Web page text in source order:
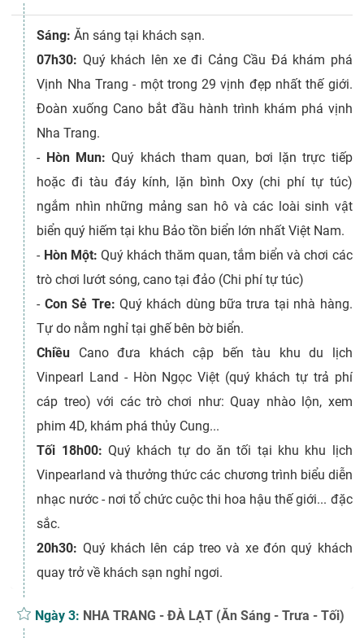
Sáng: Ăn sáng tại khách sạn.
07h30: Quý khách lên xe đi Cảng Cầu Đá khám phá
Vịnh Nha Trang - một trong 29 vịnh đẹp nhất thế giới.
Đoàn xuống Cano bắt đầu hành trình khám phá vịnh
Nha Trang.
- Hòn Mun: Quý khách tham quan, bơi lặn trực tiếp
hoặc đi tàu đáy kính, lặn bình Oxy (chi phí tự túc)
ngắm nhìn những mảng san hô và các loài sinh vật
biển quý hiếm tại khu Bảo tồn biển lớn nhất Việt Nam.
- Hòn Một: Quý khách thăm quan, tắm biển và chơi các
trò chơi lướt sóng, cano tại đảo (Chi phí tự túc)
- Con Sẻ Tre: Quý khách dùng bữa trưa tại nhà hàng.
Tự do nằm nghỉ tại ghế bên bờ biển.
Chiều
Cano đưa khách cập bến tàu khu du lịch
Vinpearl Land - Hòn Ngọc Việt (quý khách tự trả phí
cáp treo) với các trò chơi như: Quay nhào lộn, xem
phim 4D, khám phá thủy Cung...
Tối 18h00: Quý khách tự do ăn tối tại khu khu lịch
Vinpearland và thưởng thức các chương trình biểu diễn
nhạc nước - nơi tổ chức cuộc thi hoa hậu thế giới... đặc
sắc.
20h30: Quý khách lên cáp treo và xe đón quý khách
quay trở về khách sạn nghỉ ngơi.
Ngày 3: NHA TRANG - ĐÀ LẠT (Ăn Sáng - Trưa - Tối)